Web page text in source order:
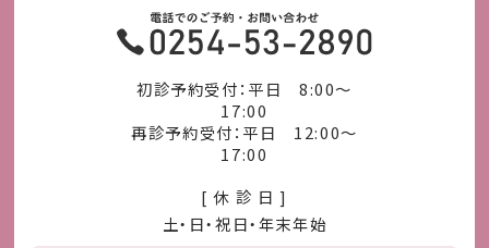
初診予約受付：平日 8:00～
17:00
再診予約受付：平日 12:00～
17:00
[ 休 診 日 ]
土・日・祝日・年末年始